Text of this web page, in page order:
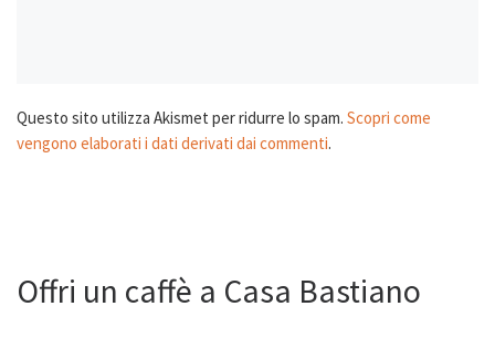
Questo sito utilizza Akismet per ridurre lo spam. Scopri come
vengono elaborati i dati derivati dai commenti.
Offri un caffè a Casa Bastiano